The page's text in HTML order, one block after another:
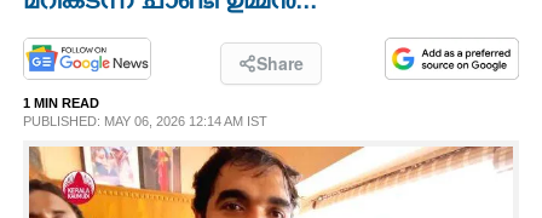
LIFESTYLE
Share
1 MIN READ
PUBLISHED: MAY 06, 2026 12:14 AM IST